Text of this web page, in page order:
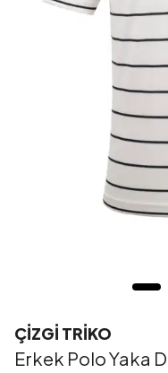
ÇİZGİ TRİKO
Erkek Polo Yaka